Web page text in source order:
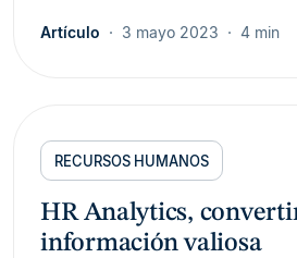
Artículo 3 mayo 2023 4 min
RECURSOS HUMANOS
HR Analytics,
información valiosa